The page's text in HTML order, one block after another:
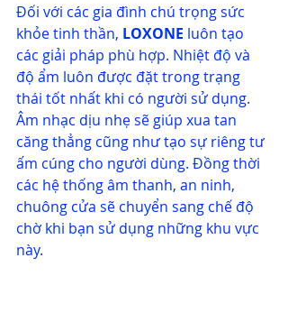
Đối với các gia đình chú trọng sức
khỏe tinh thần, LOXONE luôn tạo
các giải pháp phù hợp. Nhiệt độ và
độ ẩm luôn được đặt trong trạng
thái tốt nhất khi có người sử dụng.
Âm nhạc dịu nhẹ sẽ giúp xua tan
căng thẳng cũng như tạo sự riêng tư
ấm cúng cho người dùng. Đồng thời
các hệ thống âm thanh, an ninh,
chuông cửa sẽ chuyển sang chế độ
chờ khi bạn sử dụng những khu vực
này.